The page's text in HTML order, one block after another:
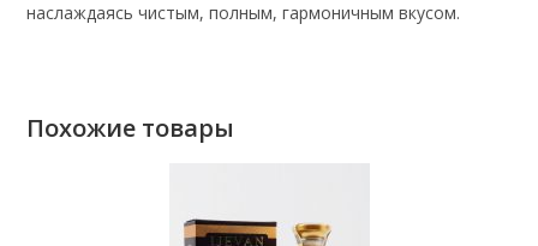
наслаждаясь чистым, полным, гармоничным вкусом.
Похожие товары